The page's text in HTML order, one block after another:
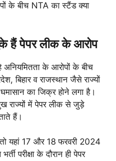
के बीच NTA का स्टैंड क्या
हैं पेपर लीक के आरोप
अनियमितता के आरोपों के बीच
बिहार व राजस्थान जैसे राज्यों
का जिक्र होने लगा है।
राज्यों में पेपर लीक से जुड़े
हैं।
यहां 17 और 18 फरवरी 2024
परीक्षा के दौरान ही पेपर